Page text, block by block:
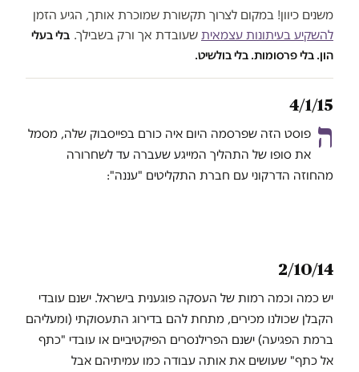
משנים כיוון! במקום לצרוך תקשורת שמוכרת אותך, הגיע הזמן
להשקיע בעיתונות עצמאית שעובדת אך ורק בשבילך. בלי בעלי
הון. בלי פרסומות. בלי בולשיט.
4/1/15
ה פוסט הזה שפרסמה היום איה כורם בפייסבוק שלה, מסמל
את סופו של התהליך המייגע שעברה עד לשחרורה
מהחוזה הדרקוני עם חברת התקליטים "עננה":
2/10/14
יש כמה וכמה רמות של העסקה פוגענית בישראל. ישנם עובדי
הקבלן שכולנו מכירים, מתחת להם בדירוג התעסוקתי (ומעליהם
ברמת הפגיעה) ישנם הפרילנסרים הפיקטיביים או עובדי "כתף
אל כתף" שעושים את אותה עבודה כמו עמיתיהם אבל